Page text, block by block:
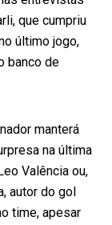
que cumpriu
último jogo,
banco de
manterá
na última
Valência ou,
autor do gol
time, apesar